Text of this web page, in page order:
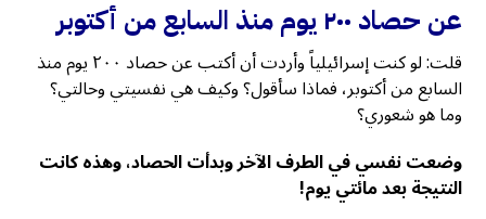
عن حصاد ٢٠٠ يوم منذ السابع من أكتوبر
قلت: لو كنت إسرائيلياً وأردت أن أكتب عن حصاد ٢٠٠ يوم منذ
السابع من أكتوبر، فماذا سأقول؟ وكيف هي نفسيتي وحالتي؟
وما هو شعوري؟
وضعت نفسي في الطرف الآخر وبدأت الحصاد، وهذه كانت
النتيجة بعد مائتي يوم!